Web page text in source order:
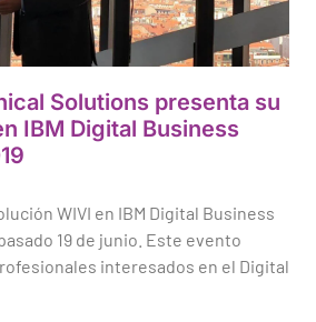
Solutions presenta su
IBM Digital Business
WIVI en IBM Digital Business
19 de junio. Este evento
interesados en el Digital